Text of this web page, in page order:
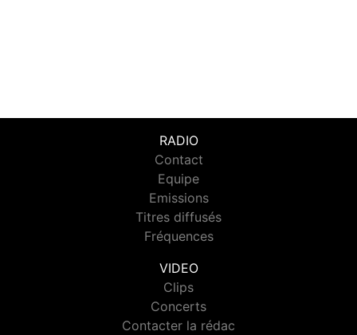
RADIO
Contact
Equipe
Emissions
Titres diffusés
Fréquences
VIDEO
Clips
Concerts
Contacter la rédac